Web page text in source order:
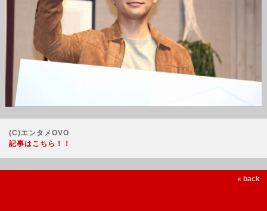
(C)エンタメOVO
記事はこちら！！
« back